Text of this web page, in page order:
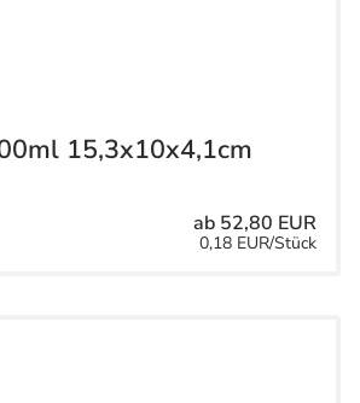
15,3x10x4,1cm
ab 52,80 EUR
0,18 EUR/Stück